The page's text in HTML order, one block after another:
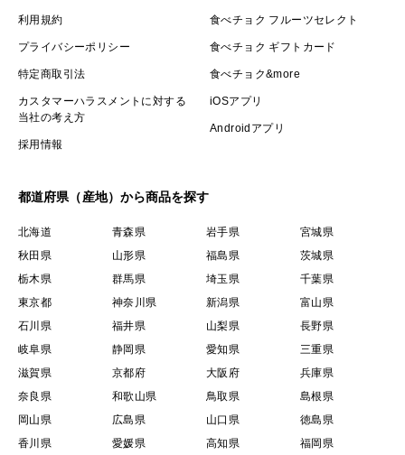
利用規約
プライバシーポリシー
特定商取引法
カスタマーハラスメントに対する
当社の考え方
採用情報
食べチョク フルーツセレクト
食べチョク ギフトカード
食べチョク&more
iOSアプリ
Androidアプリ
都道府県（産地）から商品を探す
北海道 青森県 岩手県
宮城県
秋田県
山形県 福島県
茨城県
栃木県
群馬県 埼玉県
千葉県
東京都
神奈川県 新潟県
富山県
石川県
福井県 山梨県
長野県
岐阜県
静岡県 愛知県
三重県
滋賀県
京都府 大阪府
兵庫県
奈良県
和歌山県 鳥取県
島根県
岡山県
広島県 山口県
徳島県
香川県
愛媛県 高知県 福岡県